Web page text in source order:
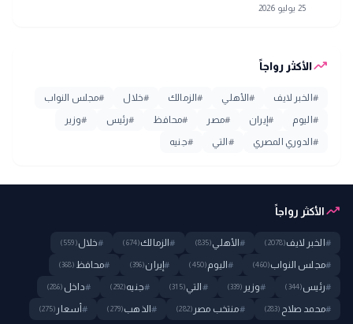
25 يوليو 2026
trending_upالأكثر رواجاً
# الخبر لايف #الأهلي #الزمالك #خلال #مجلس النواب
# اليوم # إيران #مصر #محافظ #رئيس #وزير
# الدوري المصري # التي #جنيه
trending_upالأكثر رواجاً
# الخبر لايف(2078)
#الأهلي(835)
#الزمالك(674)
#خلال(559)
#مجلس النواب(460)
#اليوم(450)
#إيران(396)
#محافظ (368)
#رئيس(344)
#وزير (339)
# التي(315)
#جنيه(292)
#داخل (286)
#محمد صلاح (283)
#منتخب مصر (282)
#الذهب(279)
#أسعار (275)